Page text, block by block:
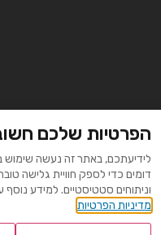
הפרטיות שלכם
דומים כדי לספק חוויית גלישה
וניתוחים סטטיסטיים. למידע נוסף
מדיניות הפרטיות